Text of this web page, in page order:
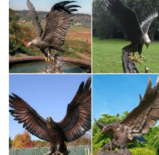
консультацией, только в…
Собаки из бронзы
Они являются неизменным объектом
искусства: картин и
собак объясняется не только их
которые большинство людей просто
Дорогие и редкие фарфоровые
фарфор
Сказка. Народные мотивы. Дикие
Птицы. Лошади.Само название